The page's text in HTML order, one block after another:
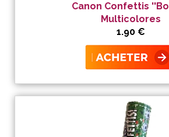
Canon Confettis
Multicolores
1.90 €